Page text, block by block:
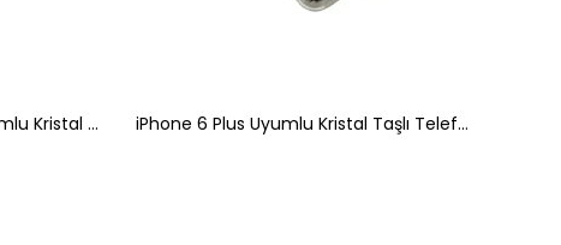
Samsung Note 20 Ultra Uyumlu Kristal Taşlı Şeffaf Telefon Kılıfı Leopar Desenli iPhone 6 Plus Uyumlu Kristal Taşlı Telefon Kılıfı Şeffaf Siyah